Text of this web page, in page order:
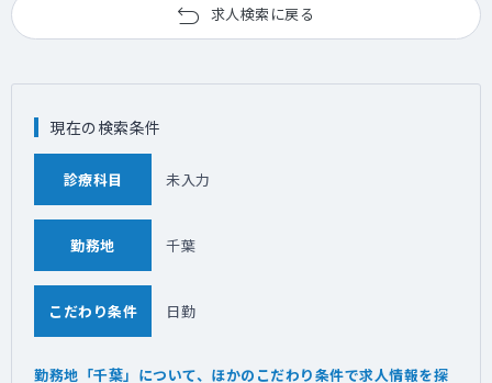
求人検索に戻る
現在の検索条件
診療科目 未入力
勤務地 千葉
こだわり条件 日勤
勤務地「千葉」について、ほかのこだわり条件で求人情報を探